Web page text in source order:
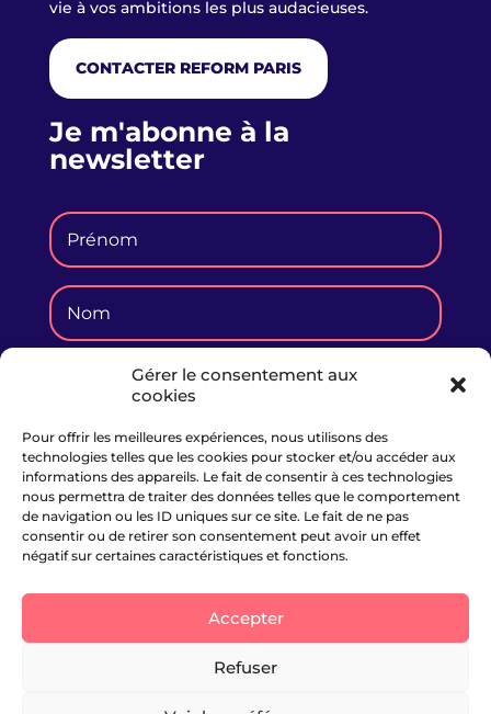
Gérer le consentement aux
cookies
Pour offrir les meilleures expériences, nous utilisons des
technologies telles que les cookies pour stocker et/ou accéder aux
informations des appareils. Le fait de consentir à ces technologies
nous permettra de traiter des données telles que le comportement
de navigation ou les ID uniques sur ce site. Le fait de ne pas
consentir ou de retirer son consentement peut avoir un effet
négatif sur certaines caractéristiques et fonctions.
Accepter
Refuser
vie à vos ambitions les plus audacieuses.
CONTACTER REFORM PARIS
Je m'abonne à la
newsletter
Je m'abonne
Déclarations HATVP